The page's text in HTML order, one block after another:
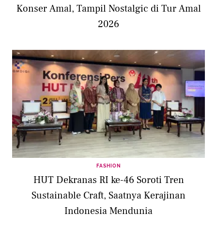
Konser Amal, Tampil Nostalgic di Tur Amal
2026
FASHION
HUT Dekranas RI ke-46 Soroti Tren
Sustainable Craft, Saatnya Kerajinan
Indonesia Mendunia